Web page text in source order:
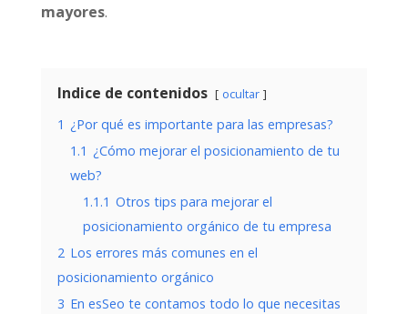
mayores.
Indice de contenidos ocultar
1 ¿Por qué es importante para las empresas?
1.1 ¿Cómo mejorar el posicionamiento de tu
web?
1.1.1 Otros tips para mejorar el
posicionamiento orgánico de tu empresa
2 Los errores más comunes en el
posicionamiento orgánico
3 En esSeo te contamos todo lo que necesitas